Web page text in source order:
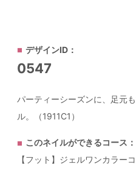
デザインID：
0547
パーティーシーズンに、足元
ル。（1911C1）
このネイルができるコース：
【フット】ジェルワンカラー